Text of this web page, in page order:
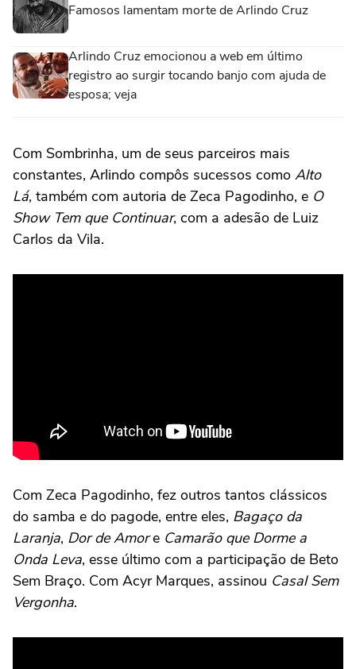
Famosos lamentam morte de Arlindo Cruz
Arlindo Cruz emocionou a web em último
registro ao surgir tocando banjo com ajuda de
esposa; veja
Com Sombrinha, um de seus parceiros mais
constantes, Arlindo compôs sucessos como Alto
Lá, também com autoria de Zeca Pagodinho, e O
Show Tem que Continuar, com a adesão de Luiz
Carlos da Vila.
Com Zeca Pagodinho, fez outros tantos clássicos
do samba e do pagode, entre eles, Bagaço da
Laranja, Dor de Amore Camarão que Dorme a
Onda Leva, esse último com a participação de Beto
Sem Braço. Com Acyr Marques, assinou Casal Sem
Vergonha.